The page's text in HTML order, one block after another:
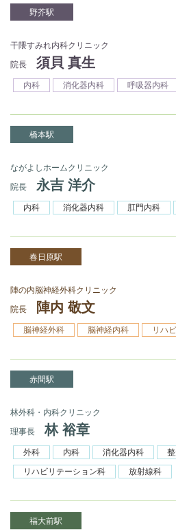
野芥駅
干隈すみれ内科クリニック
院長
須貝 真生
内科 消化器内科 呼吸器内科
橋本駅
ながよしホームクリニック
院長
永吉 洋介
内科 消化器内科 肛門内科
春日原駅
陣の内脳神経外科クリニック
院長
陣内 敬文
脳神経外科 脳神経内科 リハ
赤間駅
林外科・内科クリニック
理事長
林 裕章
外科 内科 消化器内科
リハビリテーション科
放射線科
福大前駅